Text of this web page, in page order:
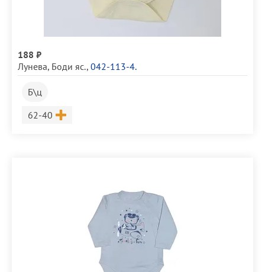
188 ₽
Лунева, Боди яс., 042-113-4.
Б\ц
Размер
62-40